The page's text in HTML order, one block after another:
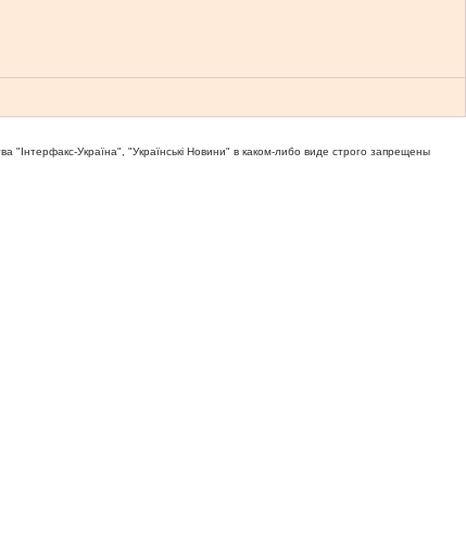
Україна", "Українськi Новини" в каком-либо виде строго запрещены